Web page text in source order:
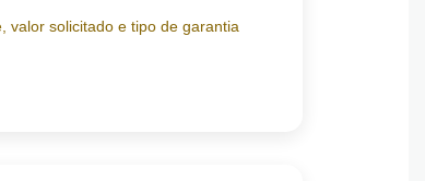
valor solicitado e tipo de garantia